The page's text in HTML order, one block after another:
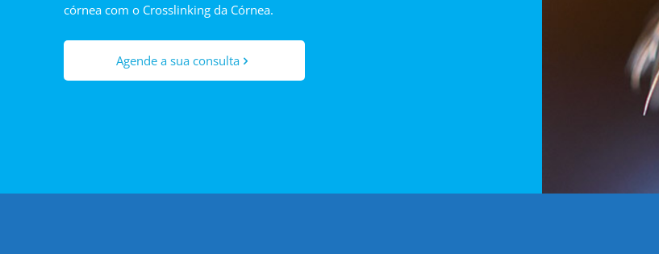
córnea com o Crosslinking da Córnea.
Agende a sua consulta